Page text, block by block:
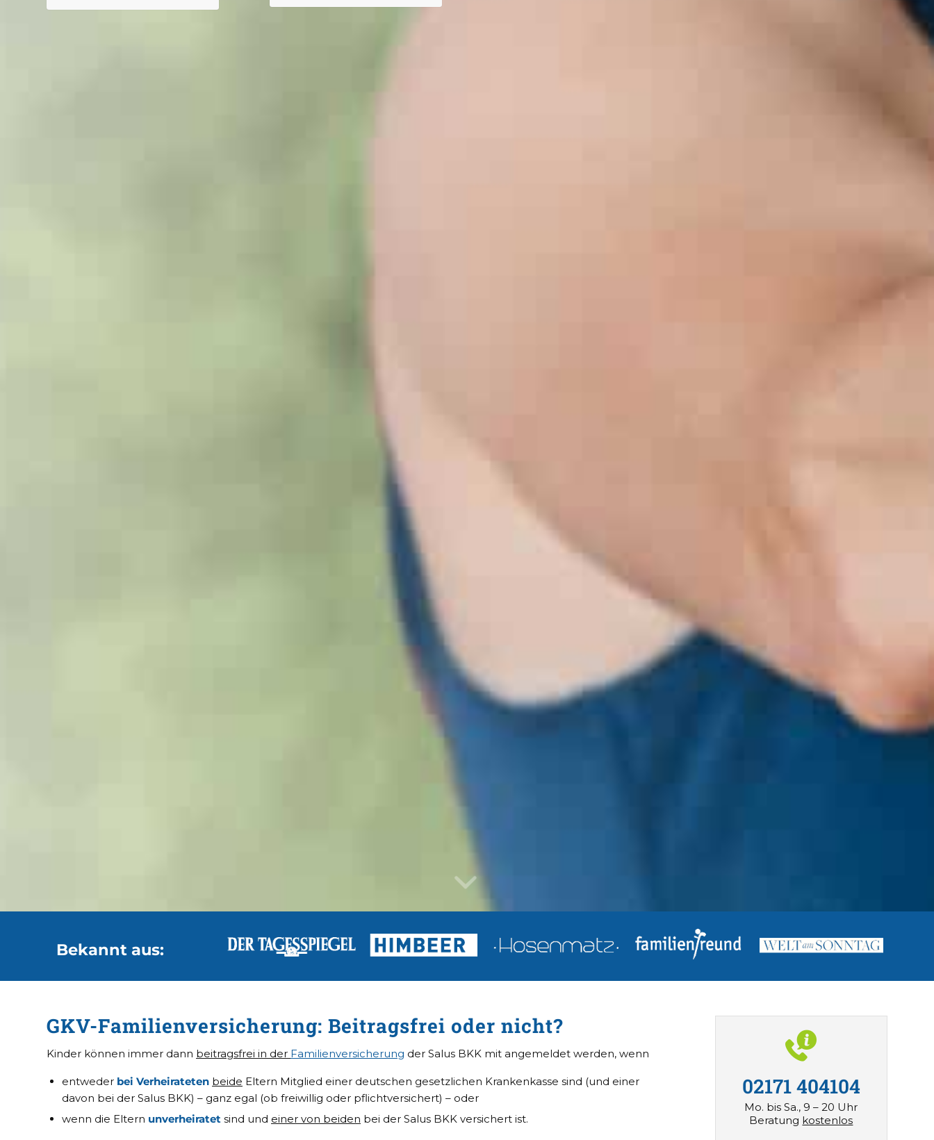
Bekannt aus:
GKV-Familienversicherung: Beitragsfrei oder nicht?
Kinder können immer dann beitragsfrei in der Familienversicherung der Salus BKK mit angemeldet werden, wenn
entweder bei Verheirateten beide Eltern Mitglied einer deutschen gesetzlichen Krankenkasse sind (und einer
davon bei der Salus BKK) – ganz egal (ob freiwillig oder pflichtversichert) – oder
wenn die Eltern unverheiratet sind und einer von beiden bei der Salus BKK versichert ist.
02171 404104
Mo. bis Sa., 9 – 20 Uhr
Beratung kostenlos